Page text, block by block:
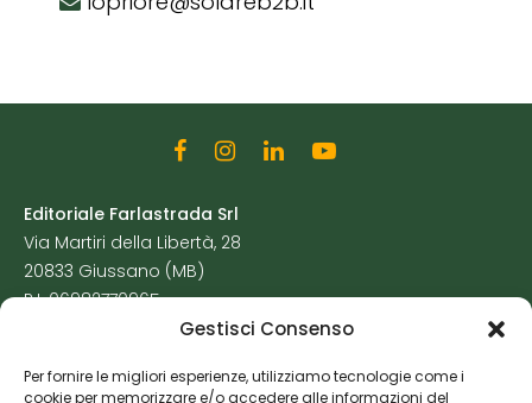
Gestisci Consenso
Per fornire le migliori esperienze, utilizziamo tecnologie come i
cookie per memorizzare e/o accedere alle informazioni del
Editoriale Farlastrada Srl
Via Martiri della Libertà, 28
20833 Giussano (MB)
P.I. 06982770965
Cookie Policy